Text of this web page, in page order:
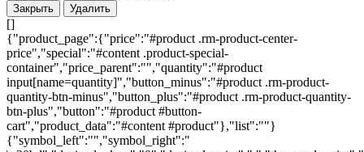
Закрыть Удалить
[]
{"product_page":{"price":"#product .rm-product-center-
price","special":"#content .product-special-
container","price_parent":"","quantity":"#product
input[name=quantity]","button_minus":"#product .rm-product-
quantity-btn-minus","button_plus":"#product .rm-product-quantity-
btn-plus","button":"#product #button-
cart","product_data":"#content #product"},"list":""}
{"symbol_left":"","symbol_right":"